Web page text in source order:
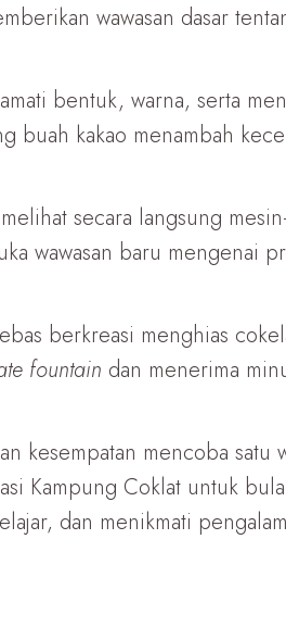
wawasan dasar
bentuk, warna, serta
buah kakao menambah
secara langsung
wawasan baru mengenai
berkreasi menghias
fountain dan menerima
kesempatan mencoba satu
Kampung Coklat untuk
dan menikmati